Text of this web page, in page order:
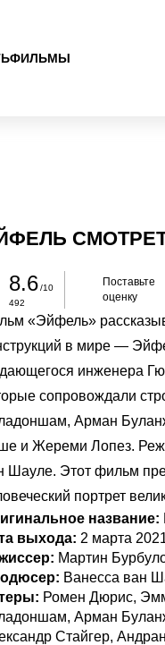
ФИЛЬМЫ
8.6 /10
492
Поставьте
оценку
«Эйфель»
в мире —
инженера
сопровождали
Арман
и Жереми Лопез.
Шауле. Этот фильм
портрет
название:
выхода: 2 марта
Мартин
Ванесса ван
Ромен Дюрис,
Арман
Стайгер,